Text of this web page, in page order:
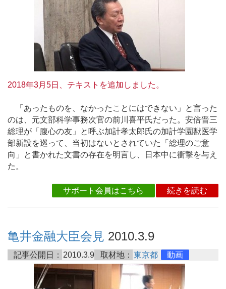
2018年3月5日、テキストを追加しました。
「あったものを、なかったことにはできない」と言った
のは、元文部科学事務次官の前川喜平氏だった。安倍晋三
総理が「腹心の友」と呼ぶ加計孝太郎氏の加計学園獣医学
部新設を巡って、当初はないとされていた「総理のご意
向」と書かれた文書の存在を明言し、日本中に衝撃を与え
た。
サポート会員はこちら 続きを読む
亀井金融大臣会見 2010.3.9
記事公開日： 2010.3.9 取材地： 東京都 動画